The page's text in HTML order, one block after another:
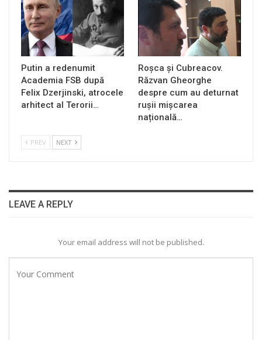
Putin a redenumit
Academia FSB după
Felix Dzerjinski, atrocele
arhitect al Terorii…
Roșca și Cubreacov.
Răzvan Gheorghe
despre cum au deturnat
rușii mișcarea
națională…
PREV NEXT
LEAVE A REPLY
Your email address will not be published.